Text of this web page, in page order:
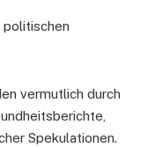
politischen
vermutlich durch
Spekulationen.